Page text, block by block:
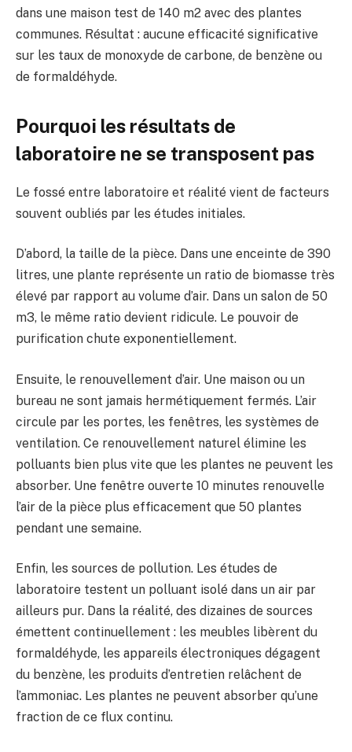
dans une maison test de 140 m2 avec des plantes
communes. Résultat : aucune efficacité significative
sur les taux de monoxyde de carbone, de benzène ou
de formaldéhyde.
Pourquoi les résultats de
laboratoire ne se transposent pas
Le fossé entre laboratoire et réalité vient de facteurs
souvent oubliés par les études initiales.
D’abord, la taille de la pièce. Dans une enceinte de 390
litres, une plante représente un ratio de biomasse très
élevé par rapport au volume d’air. Dans un salon de 50
m3, le même ratio devient ridicule. Le pouvoir de
purification chute exponentiellement.
Ensuite, le renouvellement d’air. Une maison ou un
bureau ne sont jamais hermétiquement fermés. L’air
circule par les portes, les fenêtres, les systèmes de
ventilation. Ce renouvellement naturel élimine les
polluants bien plus vite que les plantes ne peuvent les
absorber. Une fenêtre ouverte 10 minutes renouvelle
l’air de la pièce plus efficacement que 50 plantes
pendant une semaine.
Enfin, les sources de pollution. Les études de
laboratoire testent un polluant isolé dans un air par
ailleurs pur. Dans la réalité, des dizaines de sources
émettent continuellement : les meubles libèrent du
formaldéhyde, les appareils électroniques dégagent
du benzène, les produits d’entretien relâchent de
l’ammoniac. Les plantes ne peuvent absorber qu’une
fraction de ce flux continu.